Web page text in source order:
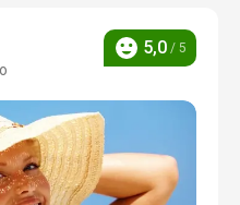
Ocena
5,0 / 5